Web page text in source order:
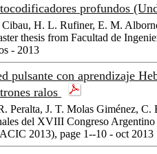
profundos
H. L. Rufiner, E. M.
thesis from Facultad de
- 2013
pulsante con aprendizaje
ralos
Peralta, J. T. Molas Giménez,
del XVIII Congreso Argentino
2013), page 1--10 - oct 2013